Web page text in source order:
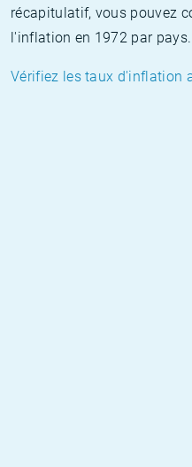
récapitulatif, vous pouvez
l'inflation en 1972 par pays.
Vérifiez les taux d'inflation